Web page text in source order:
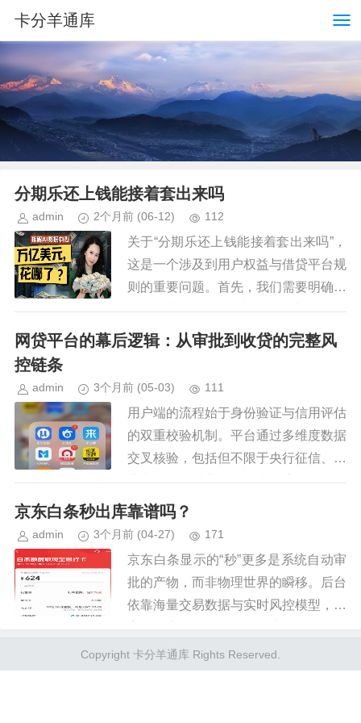
卡分羊通库
分期乐还上钱能接着套出来吗
admin 2个月前 (06-12) 112
关于“分期乐还上钱能接着套出来吗”，
这是一个涉及到用户权益与借贷平台规
则的重要问题。首先，我们需要明确，
“分期乐”作为一个消费金融产品提供
者，在其服务条款中明确规定了贷款的
网贷平台的幕后逻辑：从审批到收贷的完整风
控链条
admin 3个月前 (05-03) 111
用户端的流程始于身份验证与信用评估
的双重校验机制。平台通过多维度数据
交叉核验，包括但不限于央行征信、运
营商数据、社交平台行为轨迹等，构建
动态信用画像。这一阶段的核心矛盾在
京东白条秒出库靠谱吗？
admin 3个月前 (04-27) 171
京东白条显示的“秒”更多是系统自动审
批的产物，而非物理世界的瞬移。后台
依靠海量交易数据与实时风控模型，在
工介入。这种速度确实令人惊叹，但用
户往往忽略了一部分细节，比如...
Copyright 卡分羊通库 Rights Reserved.